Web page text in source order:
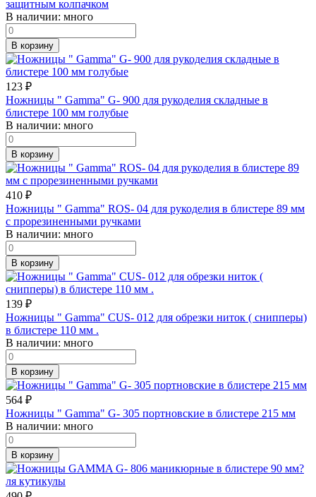
защитным колпачком
В наличии: много
В корзину
123 ₽
Ножницы " Gamma" G- 900 для рукоделия складные в
блистере 100 мм голубые
В наличии: много
В корзину
410 ₽
Ножницы " Gamma" ROS- 04 для рукоделия в блистере 89 мм
с прорезиненными ручками
В наличии: много
В корзину
139 ₽
Ножницы " Gamma" CUS- 012 для обрезки ниток ( снипперы)
в блистере 110 мм .
В наличии: много
В корзину
564 ₽
Ножницы " Gamma" G- 305 портновские в блистере 215 мм
В наличии: много
В корзину